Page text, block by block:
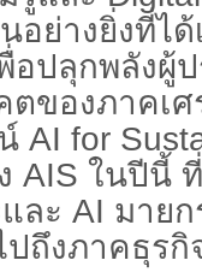
อย่างยิ่งที่ไ
อปลุกพลังผู้
ของภาคเศ
AI for
AIS ในปีนี้
ละ AI มาย
ปถึงภาคธุร